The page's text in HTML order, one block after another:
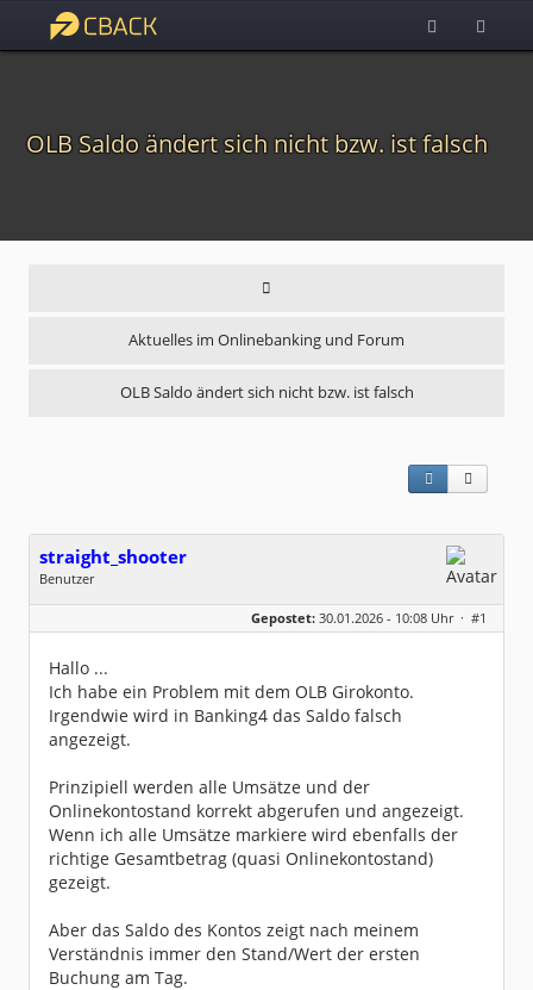
OLB Saldo ändert sich nicht bzw. ist falsch
Aktuelles im Onlinebanking und Forum
OLB Saldo ändert sich nicht bzw. ist falsch
straight_shooter
Benutzer
Geschlecht:
keine Angabe
Dabei seit:
08 / 2019
Gepostet: 30.01.2026 - 10:08 Uhr · #1
Hallo ...
Ich habe ein Problem mit dem OLB Girokonto.
Irgendwie wird in Banking4 das Saldo falsch
angezeigt.
Prinzipiell werden alle Umsätze und der
Onlinekontostand korrekt abgerufen und angezeigt.
Wenn ich alle Umsätze markiere wird ebenfalls der
richtige Gesamtbetrag (quasi Onlinekontostand)
gezeigt.
Aber das Saldo des Kontos zeigt nach meinem
Verständnis immer den Stand/Wert der ersten
Buchung am Tag.